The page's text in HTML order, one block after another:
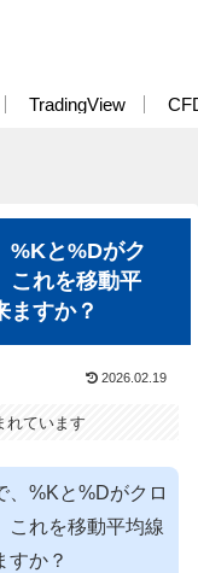
TradingView
%Kと%Dがク
これを移動平
ますか？
2026.02.19
れています
、%Kと%Dがクロ
これを移動平均線
すか？